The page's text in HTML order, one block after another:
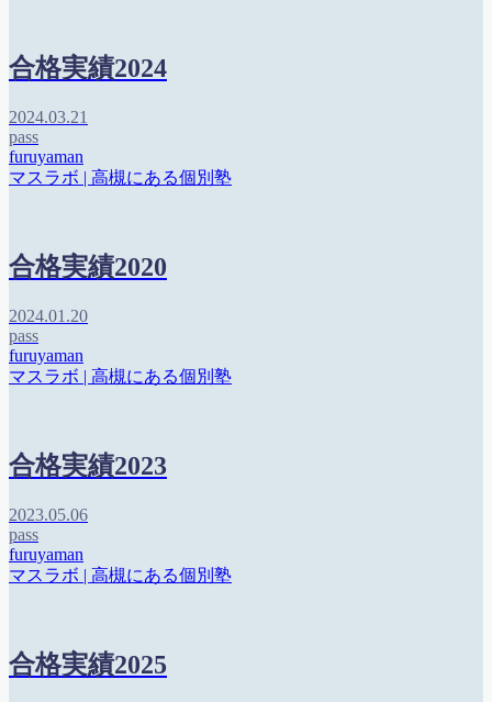
合格実績2024
2024.03.21
pass
furuyaman
マスラボ | 高槻にある個別塾
合格実績2020
2024.01.20
pass
furuyaman
マスラボ | 高槻にある個別塾
合格実績2023
2023.05.06
pass
furuyaman
マスラボ | 高槻にある個別塾
合格実績2025